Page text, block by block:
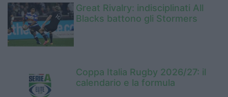
Great Rivalry: indisciplinati All
Blacks battono gli Stormers
Coppa Italia Rugby 2026/27: il
calendario e la formula